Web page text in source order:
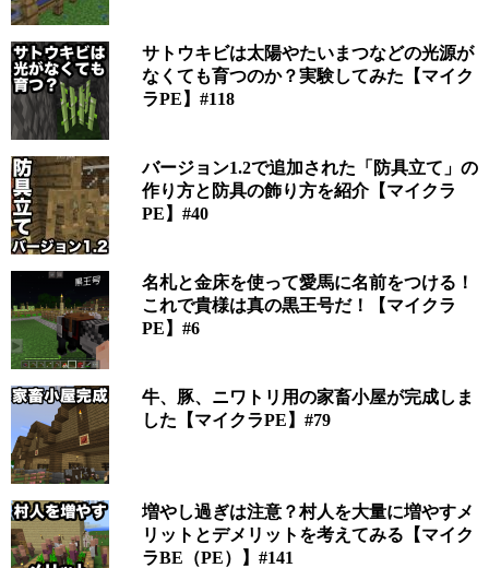
サトウキビは太陽やたいまつなどの光源が
なくても育つのか？実験してみた【マイク
ラPE】#118
バージョン1.2で追加された「防具立て」の
作り方と防具の飾り方を紹介【マイクラ
PE】#40
名札と金床を使って愛馬に名前をつける！
これで貴様は真の黒王号だ！【マイクラ
PE】#6
牛、豚、ニワトリ用の家畜小屋が完成しま
した【マイクラPE】#79
増やし過ぎは注意？村人を大量に増やすメ
リットとデメリットを考えてみる【マイク
ラBE（PE）】#141